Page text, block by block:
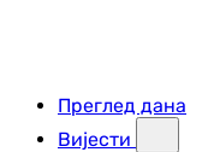
Преглед дана
Вијести